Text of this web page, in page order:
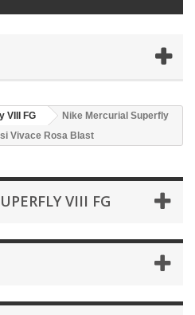
VIII FG
Nike Mercurial Superfly
Vivace Rosa Blast
VIII FG